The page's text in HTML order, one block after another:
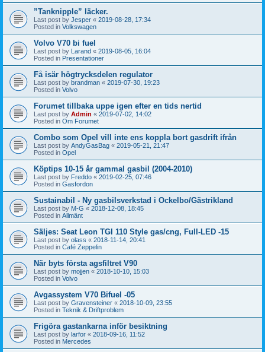
”Tanknipple” läcker.
Last post by Jesper « 2019-08-28, 17:34
Posted in Volkswagen
Volvo V70 bi fuel
Last post by Larand « 2019-08-05, 16:04
Posted in Presentationer
Få isär högtrycksdelen regulator
Last post by brandman « 2019-07-30, 19:23
Posted in Volvo
Forumet tillbaka uppe igen efter en tids nertid
Last post by Admin « 2019-07-02, 14:02
Posted in Om Forumet
Combo som Opel vill inte ens koppla bort gasdrift ifrån
Last post by AndyGasBag « 2019-05-21, 21:47
Posted in Opel
Köptips 10-15 år gammal gasbil (2004-2010)
Last post by Freddo « 2019-02-25, 07:46
Posted in Gasfordon
Sustainabil - Ny gasbilsverkstad i Ockelbo/Gästrikland
Last post by M-G « 2018-12-08, 18:45
Posted in Allmänt
Säljes: Seat Leon TGI 110 Style gas/cng, Full-LED -15
Last post by olass « 2018-11-14, 20:41
Posted in Café Zeppelin
När byts första agsfiltret V90
Last post by mojjen « 2018-10-10, 15:03
Posted in Volvo
Avgassystem V70 Bifuel -05
Last post by Gravensteiner « 2018-10-09, 23:55
Posted in Teknik & Driftproblem
Frigöra gastankarna inför besiktning
Last post by larfor « 2018-09-16, 11:52
Posted in Mercedes